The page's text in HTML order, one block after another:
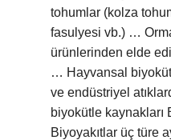
tohumlar (kolza
fasulyesi vb.) …
ürünlerinden elde
… Hayvansal
ve endüstriyel
biyokütle kaynakları
Biyoyakıtlar üç türe